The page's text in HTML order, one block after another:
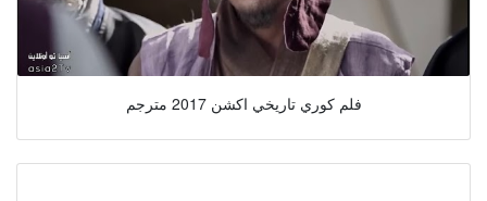
فلم كوري تاريخي اكشن 2017 مترجم